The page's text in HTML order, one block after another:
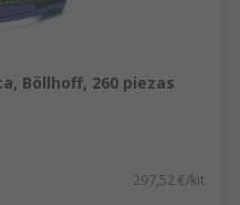
Böllhoff, 260 piezas
297,52 €/kit